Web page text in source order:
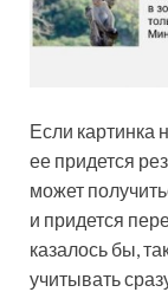
Если картинка
ее придется
может
и придется
казалось бы,
учитывать